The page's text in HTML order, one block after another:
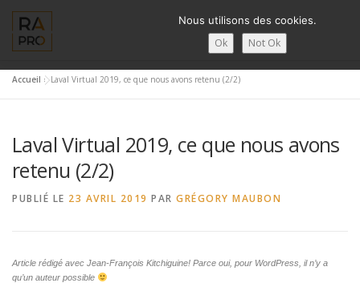
contenu
ACTUALITÉ DE LA RA CONTACTS FRANÇAIS
Deutsch
Accueil »Laval Virtual 2019, ce que nous avons retenu (2/2)
Laval Virtual 2019, ce que nous avons
retenu (2/2)
PUBLIÉ LE 23 AVRIL 2019 PAR GRÉGORY MAUBON
Article rédigé avec Jean-François Kitchiguine! Parce oui, pour WordPress, il n’y a
qu’un auteur possible
Nous utilisons des cookies.
Ok Not Ok